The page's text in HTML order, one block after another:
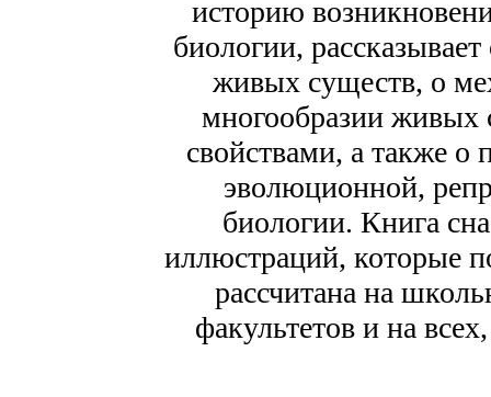
историю
биологии,
живых существ, о
многообразии
свойствами, а также о
эволюционной,
биологии. Книга
иллюстраций, которые
рассчитана на
факультетов и на